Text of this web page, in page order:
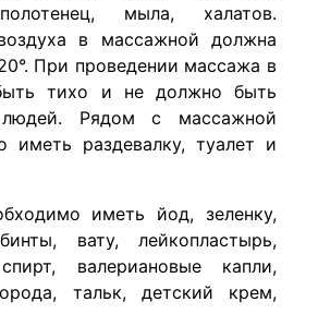
мыла, халатов.
в массажной должна
При проведении массажа в
тихо и не должно быть
людей. Рядом с массажной
иметь раздевалку, туалет и
иметь йод, зеленку,
вату, лейкопластырь,
валериа­новые капли,
тальк, детский крем,